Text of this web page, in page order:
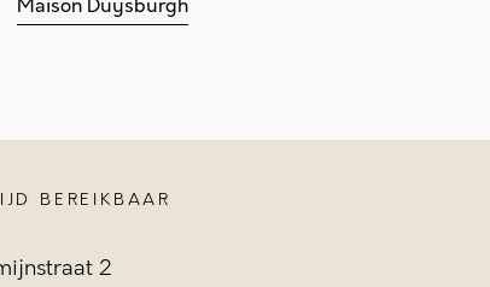
Maison Duysburgh
BEREIKBAAR
2